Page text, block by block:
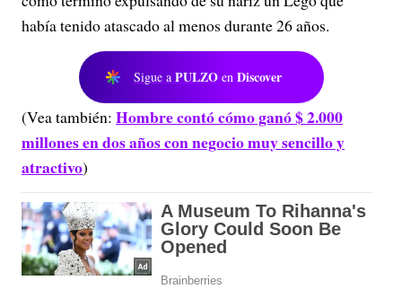
había tenido atascado al menos durante 26 años.
Sigue a PULZO en Discover
(Vea también: Hombre contó cómo ganó $ 2.000
millones en dos años con negocio muy sencillo y
atractivo)